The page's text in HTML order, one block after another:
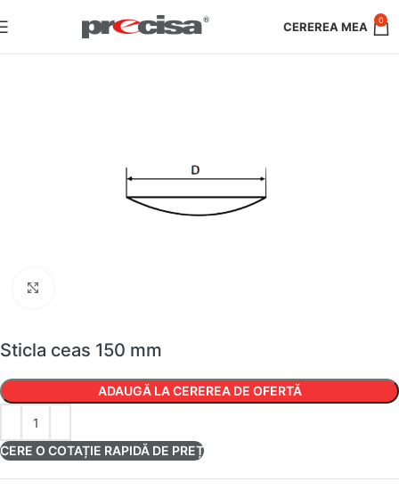
0
Sticla ceas 150 mm
ADAUGĂ LA CEREREA DE OFERTĂ
CERE O COTAȚIE RAPIDĂ DE PREȚ